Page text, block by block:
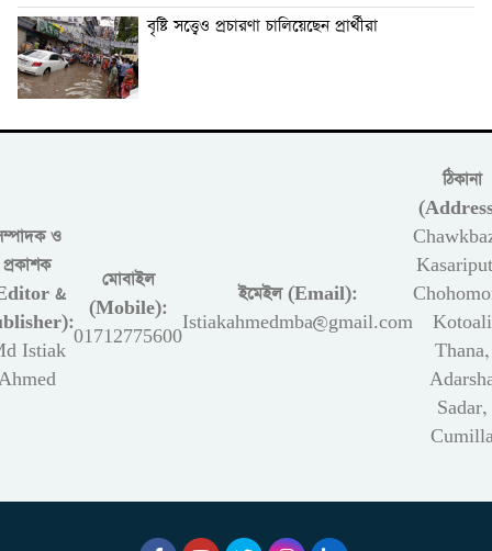
বৃষ্টি সত্ত্বেও প্রচারণা চালিয়েছেন প্রার্থীরা
ও
প্রকাশক
&
Istiak
মোবাইল
(Mobile):
01712775600
ইমেইল (Email):
Istiakahmedmba@gmail.com
ঠিকানা
Kotoali
Thana,
Sadar,